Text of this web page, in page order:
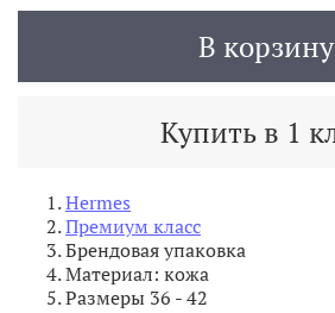
В корзину
Купить в 1
Hermes
Премиум класс
Брендовая упаковка
Материал: кожа
Размеры 36 - 42